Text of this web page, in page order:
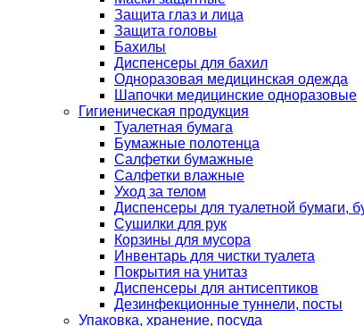
Защита глаз и лица
Защита головы
Бахилы
Диспенсеры для бахил
Одноразовая медицинская одежда
Шапочки медицинские одноразовые
Гигиеническая продукция
Туалетная бумага
Бумажные полотенца
Салфетки бумажные
Салфетки влажные
Уход за телом
Диспенсеры для туалетной бумаги,
Сушилки для рук
Корзины для мусора
Инвентарь для чистки туалета
Покрытия на унитаз
Диспенсеры для антисептиков
Дезинфекционные туннели, посты
Упаковка, хранение, посуда